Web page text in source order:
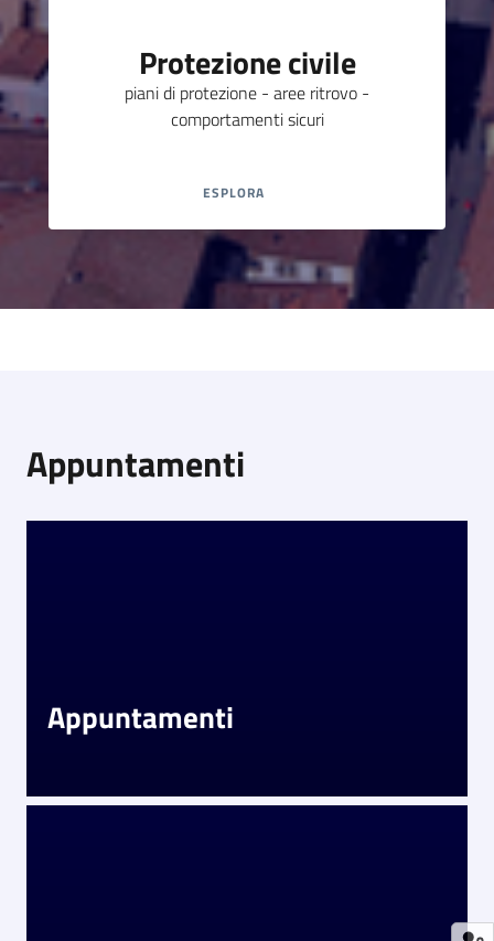
Protezione civile
piani di protezione - aree ritrovo -
comportamenti sicuri
ESPLORA
Appuntamenti
Appuntamenti